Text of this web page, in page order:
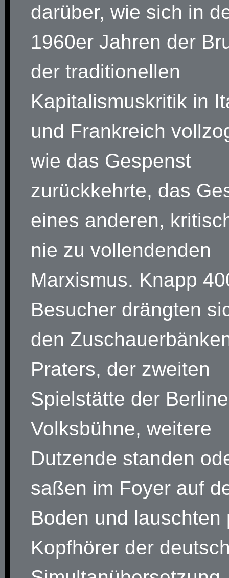
darüber, wie sich in
1960er Jahren der
der traditionellen
Kapitalismuskritik in
und Frankreich
wie das Gespenst
zurückkehrte, das
eines anderen,
nie zu vollendenden
Marxismus. Knapp
Besucher drängten
den
Praters, der zweiten
Spielstätte der
Volksbühne, weitere
Dutzende standen
saßen im Foyer auf
Boden und lauschten
Kopfhörer der